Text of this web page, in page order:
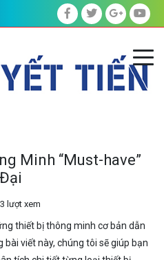
Minh “Must-have”
lượt xem
thiết bị thông minh cơ bản dẫn
viết này, chúng tôi sẽ giúp bạn